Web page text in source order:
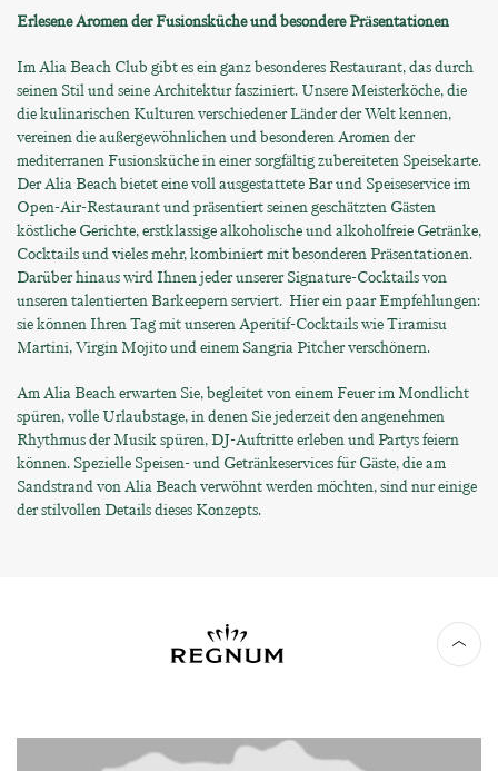
Erlesene Aromen der Fusionsküche und besondere Präsentationen
Im Alia Beach Club gibt es ein ganz besonderes Restaurant, das durch
seinen Stil und seine Architektur fasziniert. Unsere Meisterköche, die
die kulinarischen Kulturen verschiedener Länder der Welt kennen,
vereinen die außergewöhnlichen und besonderen Aromen der
mediterranen Fusionsküche in einer sorgfältig zubereiteten Speisekarte.
Der Alia Beach bietet eine voll ausgestattete Bar und Speiseservice im
Open-Air-Restaurant und präsentiert seinen geschätzten Gästen
köstliche Gerichte, erstklassige alkoholische und alkoholfreie Getränke,
Cocktails und vieles mehr, kombiniert mit besonderen Präsentationen.
Darüber hinaus wird Ihnen jeder unserer Signature-Cocktails von
unseren talentierten Barkeepern serviert. Hier ein paar Empfehlungen:
sie können Ihren Tag mit unseren Aperitif-Cocktails wie Tiramisu
Martini, Virgin Mojito und einem Sangria Pitcher verschönern.
Am Alia Beach erwarten Sie, begleitet von einem Feuer im Mondlicht
spüren, volle Urlaubstage, in denen Sie jederzeit den angenehmen
Rhythmus der Musik spüren, DJ-Auftritte erleben und Partys feiern
können. Spezielle Speisen- und Getränkeservices für Gäste, die am
Sandstrand von Alia Beach verwöhnt werden möchten, sind nur einige
der stilvollen Details dieses Konzepts.